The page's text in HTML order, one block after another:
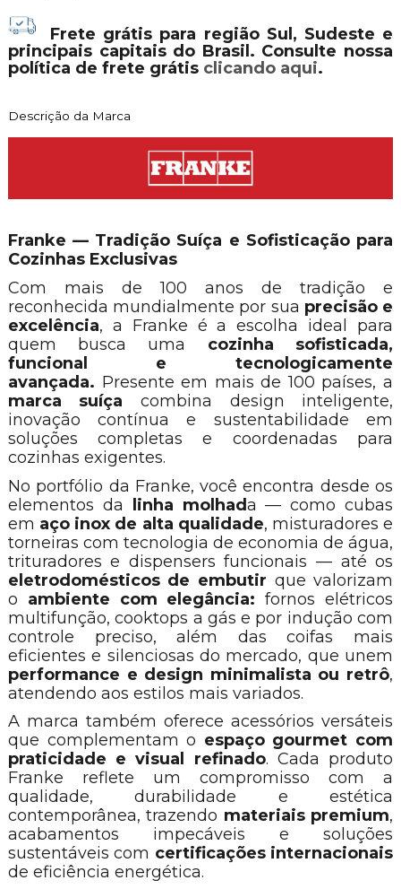
Frete grátis para região Sul, Sudeste e
principais capitais do Brasil. Consulte nossa
política de frete grátis clicando aqui.
Descrição da Marca
Franke — Tradição Suíça e Sofisticação para
Cozinhas Exclusivas
Com mais de 100 anos de tradição e
reconhecida mundialmente por sua precisão e
excelência, a Franke é a escolha ideal para
quem busca uma cozinha sofisticada,
funcional e tecnologicamente
avançada. Presente em mais de 100 países, a
marca suíça combina design inteligente,
inovação contínua e sustentabilidade em
soluções completas e coordenadas para
cozinhas exigentes.
No portfólio da Franke, você encontra desde os
elementos da linha molhada — como cubas
em aço inox de alta qualidade, misturadores e
torneiras com tecnologia de economia de água,
trituradores e dispensers funcionais — até os
eletrodomésticos de embutir que valorizam
o ambiente com elegância: fornos elétricos
multifunção, cooktops a gás e por indução com
controle preciso, além das coifas mais
eficientes e silenciosas do mercado, que unem
performance e design minimalista ou retrô,
atendendo aos estilos mais variados.
A marca também oferece acessórios versáteis
que complementam o espaço gourmet com
praticidade e visual refinado. Cada produto
Franke reflete um compromisso com a
qualidade, durabilidade e estética
contemporânea, trazendo materiais premium,
acabamentos impecáveis e soluções
sustentáveis com certificações internacionais
de eficiência energética.